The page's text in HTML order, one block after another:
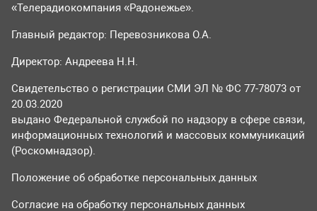
«Телерадиокомпания «Радонежье».
Главный редактор: Перевозникова О.А.
Директор: Андреева Н.Н.
Свидетельство о регистрации СМИ ЭЛ № ФС 77-78073 от
20.03.2020
выдано Федеральной службой по надзору в сфере связи,
информационных технологий и массовых коммуникаций
(Роскомнадзор).
Положение об обработке персональных данных
Согласие на обработку персональных данных